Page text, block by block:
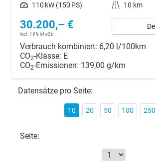
Leistung 110 kW (150 PS) Kilometerstand 10 km
30.200,– €
incl. 19% MwSt.
Verbrauch kombiniert: 6,20 l/100km
CO2-Klasse: E
CO2-Emissionen: 139,00 g/km
Datensätze pro Seite:
10 20 50 100 250
Seite: